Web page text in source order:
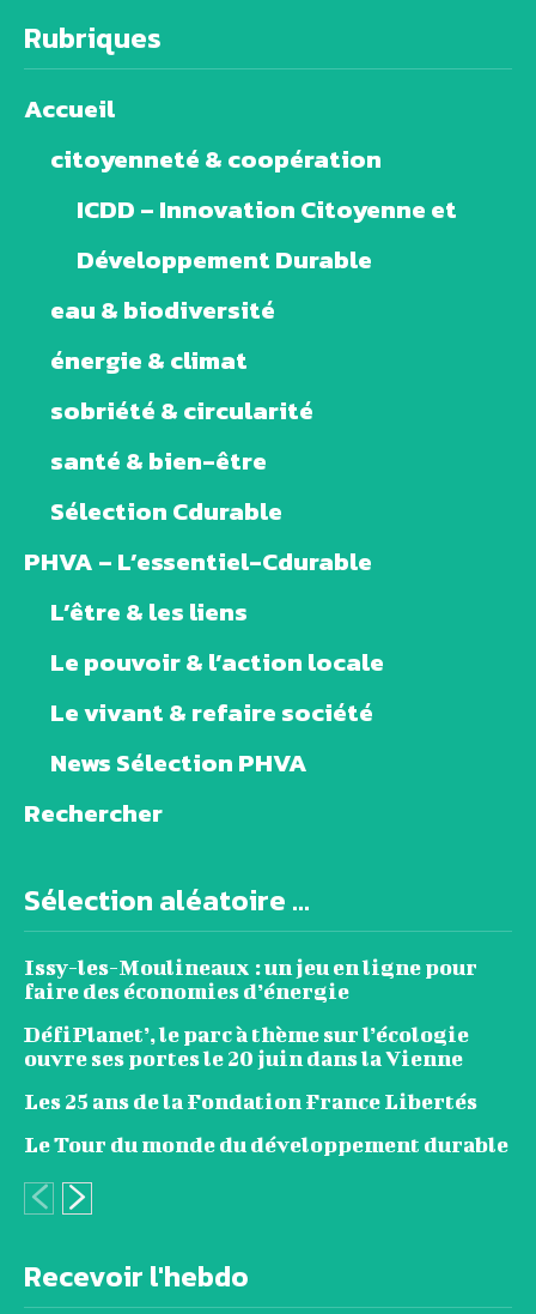
Rubriques
Accueil
citoyenneté & coopération
ICDD – Innovation Citoyenne et
Développement Durable
eau & biodiversité
énergie & climat
sobriété & circularité
santé & bien-être
Sélection Cdurable
PHVA – L’essentiel-Cdurable
L’être & les liens
Le pouvoir & l’action locale
Le vivant & refaire société
News Sélection PHVA
Rechercher
Sélection aléatoire ...
Issy-les-Moulineaux : un jeu en ligne pour
faire des économies d’énergie
DéfiPlanet’, le parc à thème sur l’écologie
ouvre ses portes le 20 juin dans la Vienne
Les 25 ans de la Fondation France Libertés
Le Tour du monde du développement durable
Recevoir l'hebdo